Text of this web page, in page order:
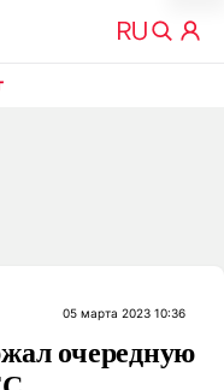
05 марта 2023 10:36
очередную